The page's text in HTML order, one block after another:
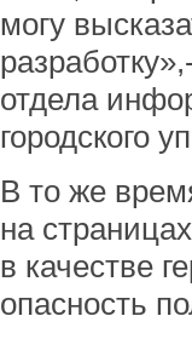
могу
отдела
городского
В то же
на
в качестве
опасность